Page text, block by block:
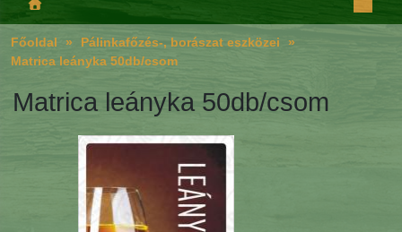
Főoldal
Pálinkafőzés-, borászat eszközei
Matrica leányka 50db/csom
Matrica leányka 50db/csom